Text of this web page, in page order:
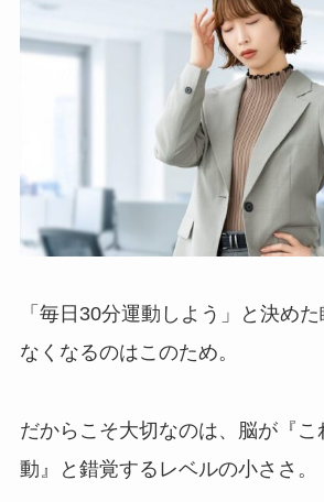
「毎日30分運動しよう」と決め
なくなるのはこのため。
だからこそ大切なのは、脳が『
動』と錯覚するレベルの小ささ。